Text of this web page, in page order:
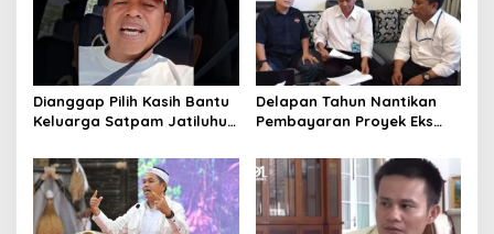
Dianggap Pilih Kasih Bantu
Keluarga Satpam Jatiluhur
Penjelasan Dedi Mulyadi
Delapan Tahun Nantikan
Pembayaran Proyek Eks
Tasikmalaya Akui Merugi 3,9
Miliar